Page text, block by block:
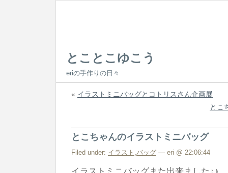
とことこゆこう
eriの手作りの日々
« イラストミニバッグとコトリスさん企画展
とこ
とこちゃんのイラストミニバッグ
Filed under: イラスト ,バッグ — eri @ 22:06:44